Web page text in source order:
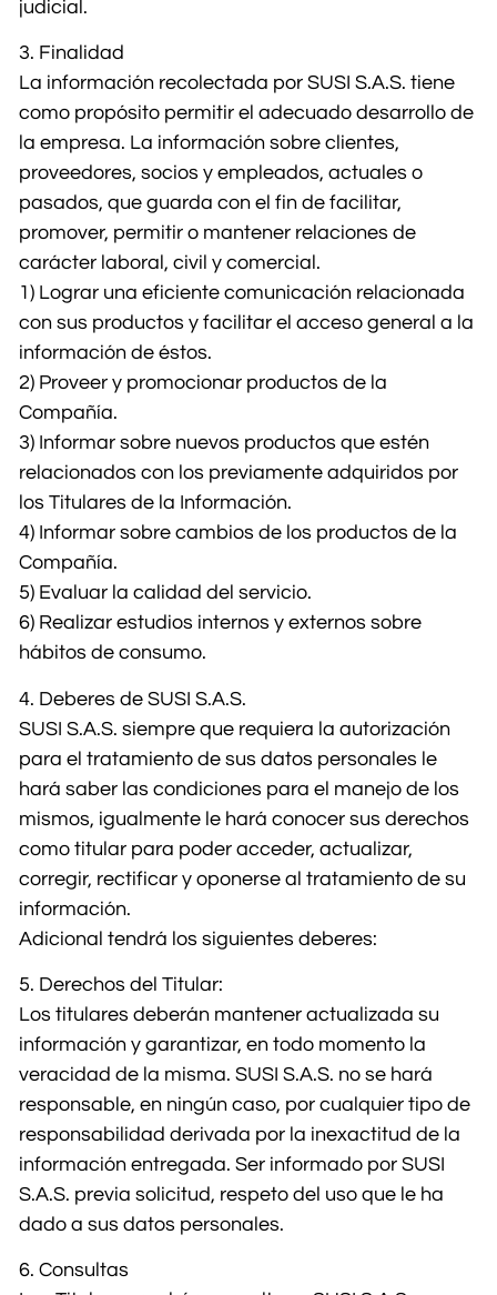
judicial.
3. Finalidad
La información recolectada por SUSI S.A.S. tiene
como propósito permitir el adecuado desarrollo de
la empresa. La información sobre clientes,
proveedores, socios y empleados, actuales o
pasados, que guarda con el fin de facilitar,
promover, permitir o mantener relaciones de
carácter laboral, civil y comercial.
1) Lograr una eficiente comunicación relacionada
con sus productos y facilitar el acceso general a la
información de éstos.
2) Proveer y promocionar productos de la
Compañía.
3) Informar sobre nuevos productos que estén
relacionados con los previamente adquiridos por
los Titulares de la Información.
4) Informar sobre cambios de los productos de la
Compañía.
5) Evaluar la calidad del servicio.
6) Realizar estudios internos y externos sobre
hábitos de consumo.
4. Deberes de SUSI S.A.S.
SUSI S.A.S. siempre que requiera la autorización
para el tratamiento de sus datos personales le
hará saber las condiciones para el manejo de los
mismos, igualmente le hará conocer sus derechos
como titular para poder acceder, actualizar,
corregir, rectificar y oponerse al tratamiento de su
información.
Adicional tendrá los siguientes deberes:
5. Derechos del Titular:
Los titulares deberán mantener actualizada su
información y garantizar, en todo momento la
veracidad de la misma. SUSI S.A.S. no se hará
responsable, en ningún caso, por cualquier tipo de
responsabilidad derivada por la inexactitud de la
información entregada. Ser informado por SUSI
S.A.S. previa solicitud, respeto del uso que le ha
dado a sus datos personales.
6. Consultas